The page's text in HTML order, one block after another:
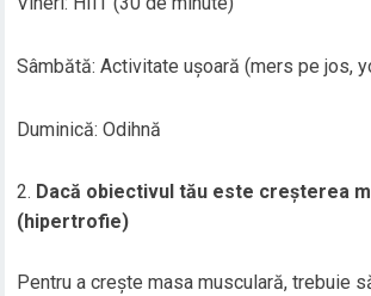
Sâmbătă: Activitate ușoară (mers pe jos,
Duminică: Odihnă
Dacă obiectivul tău este creșterea
(hipertrofie)
Pentru a crește masa musculară, trebuie